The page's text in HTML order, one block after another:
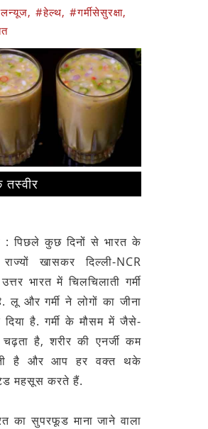
#हेल्थ, #गर्मीसेसुरक्षा,
तस्वीर
: पिछले कुछ दिनों से भारत के
राज्यों खासकर दिल्ली-NCR
भारत में चिलचिलाती गर्मी
लू और गर्मी ने लोगों का जीना
है. गर्मी के मौसम में जैसे-
है, शरीर की एनर्जी कम
है और आप हर वक्त थके
महसूस करते हैं.
का सुपरफूड माना जाने वाला